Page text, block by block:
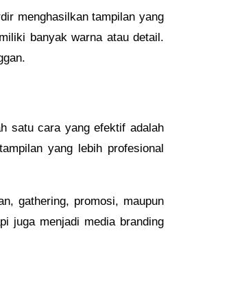
menghasilkan tampilan yang
banyak warna atau detail.
satu cara yang efektif adalah
yang lebih profesional
gathering, promosi, maupun
juga menjadi media branding